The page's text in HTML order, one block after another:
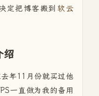
定把博客搬到 软云
绍
去年11月份就买过他
一直做为我的备用